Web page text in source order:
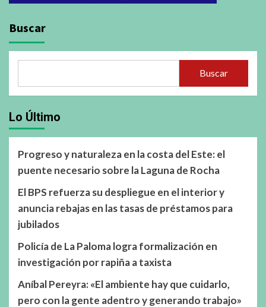
Buscar
Buscar
Lo Último
Progreso y naturaleza en la costa del Este: el
puente necesario sobre la Laguna de Rocha
El BPS refuerza su despliegue en el interior y
anuncia rebajas en las tasas de préstamos para
jubilados
Policía de La Paloma logra formalización en
investigación por rapiña a taxista
Aníbal Pereyra: «El ambiente hay que cuidarlo,
pero con la gente adentro y generando trabajo»